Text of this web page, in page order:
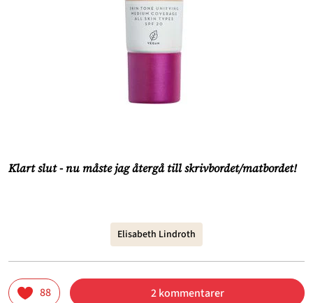
Klart slut - nu måste jag återgå till skrivbordet/matbordet!
Elisabeth Lindroth
88 2 kommentarer